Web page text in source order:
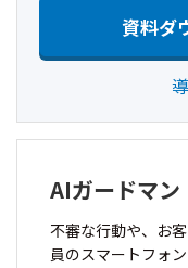
資料ダ
AIガードマン
不審な行動や、お
員のスマートフォ